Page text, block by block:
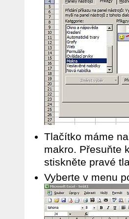
Tlačítko máme
makro. Přesuňte
stiskněte pravé
Vyberte v menu